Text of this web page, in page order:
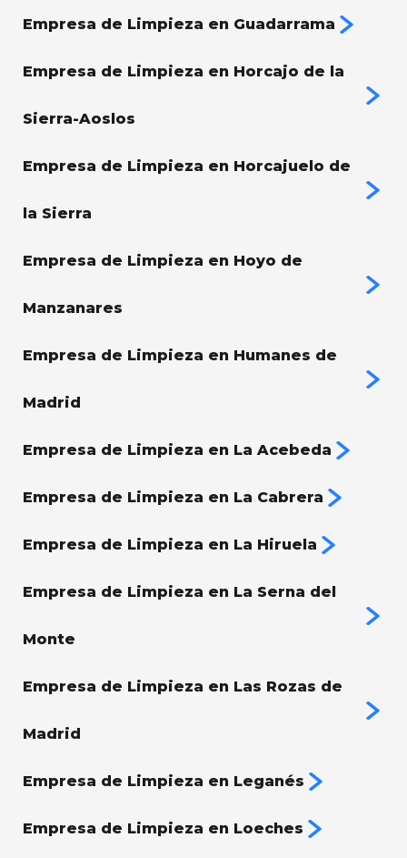
Empresa de Limpieza en Guadarrama
Empresa de Limpieza en Horcajo de la
Sierra-Aoslos
Empresa de Limpieza en Horcajuelo de
la Sierra
Empresa de Limpieza en Hoyo de
Manzanares
Empresa de Limpieza en Humanes de
Madrid
Empresa de Limpieza en La Acebeda
Empresa de Limpieza en La Cabrera
Empresa de Limpieza en La Hiruela
Empresa de Limpieza en La Serna del
Monte
Empresa de Limpieza en Las Rozas de
Madrid
Empresa de Limpieza en Leganés
Empresa de Limpieza en Loeches